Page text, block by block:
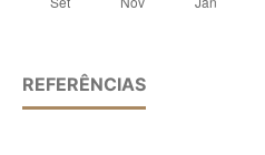
REFERÊNCIAS